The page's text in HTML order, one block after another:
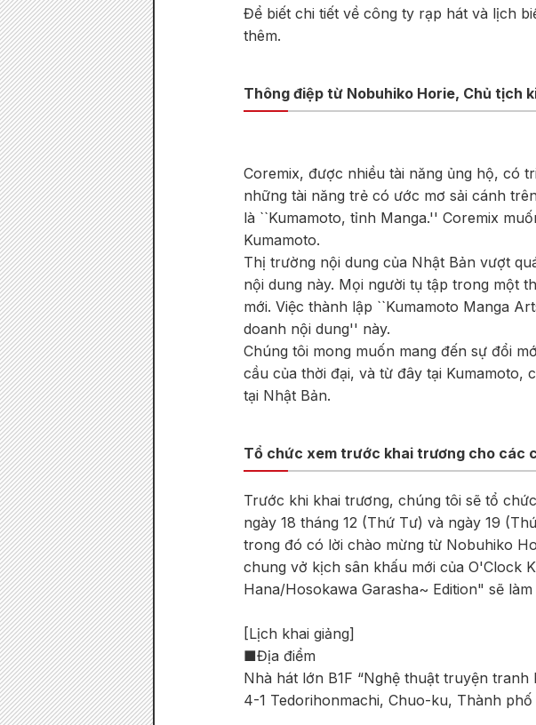
Để biết chi tiết về công ty rạp hát và lịch
thêm.
Thông điệp từ Nobuhiko Horie, Chủ tịch
Coremix, được nhiều tài năng ủng hộ, có
những tài năng trẻ có ước mơ sải cánh
là ``Kumamoto, tỉnh Manga.'' Coremix
Kumamoto.
Thị trường nội dung của Nhật Bản vượt
nội dung này. Mọi người tụ tập trong một
mới. Việc thành lập ``Kumamoto Manga
doanh nội dung'' này.
Chúng tôi mong muốn mang đến sự đổi
cầu của thời đại, và từ đây tại Kumamoto,
tại Nhật Bản.
Tổ chức xem trước khai trương cho các
Trước khi khai trương, chúng tôi sẽ tổ
ngày 18 tháng 12 (Thứ Tư) và ngày 19
trong đó có lời chào mừng từ Nobuhiko
chung vở kịch sân khấu mới của O'Clock
Hana/Hosokawa Garasha~ Edition" sẽ
[Lịch khai giảng]
■Địa điểm
Nhà hát lớn B1F “Nghệ thuật truyện tranh
4-1 Tedorihonmachi, Chuo-ku, Thành